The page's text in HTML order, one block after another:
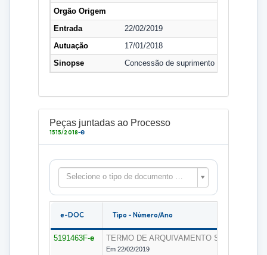
Orgão Origem
Entrada
22/02/2019
Autuação
17/01/2018
Sinopse
Concessão de suprimento de Fundos
Peças juntadas ao Processo
1515/2018-e
Selecione o tipo de documento para filtrar as peças
e-DOC Tipo - Número/Ano
5191463F-e TERMO DE ARQUIVAMENTO SEGEDAM
Em 22/02/2019